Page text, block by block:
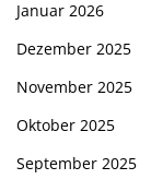
Januar 2026
Dezember 2025
November 2025
Oktober 2025
September 2025